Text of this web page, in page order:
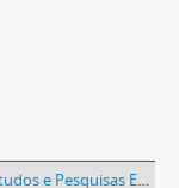
Anísio Teixeira